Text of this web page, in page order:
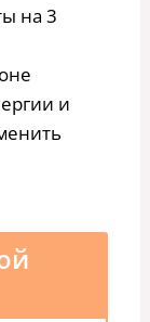
на 3
и